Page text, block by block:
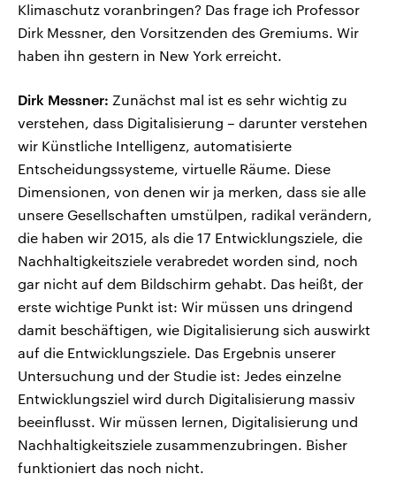
Klimaschutz voranbringen? Das frage ich Professor
Dirk Messner, den Vorsitzenden des Gremiums. Wir
haben ihn gestern in New York erreicht.
Dirk Messner: Zunächst mal ist es sehr wichtig zu
verstehen, dass Digitalisierung – darunter verstehen
wir Künstliche Intelligenz, automatisierte
Entscheidungssysteme, virtuelle Räume. Diese
Dimensionen, von denen wir ja merken, dass sie alle
unsere Gesellschaften umstülpen, radikal verändern,
die haben wir 2015, als die 17 Entwicklungsziele, die
Nachhaltigkeitsziele verabredet worden sind, noch
gar nicht auf dem Bildschirm gehabt. Das heißt, der
erste wichtige Punkt ist: Wir müssen uns dringend
damit beschäftigen, wie Digitalisierung sich auswirkt
auf die Entwicklungsziele. Das Ergebnis unserer
Untersuchung und der Studie ist: Jedes einzelne
Entwicklungsziel wird durch Digitalisierung massiv
beeinflusst. Wir müssen lernen, Digitalisierung und
Nachhaltigkeitsziele zusammenzubringen. Bisher
funktioniert das noch nicht.